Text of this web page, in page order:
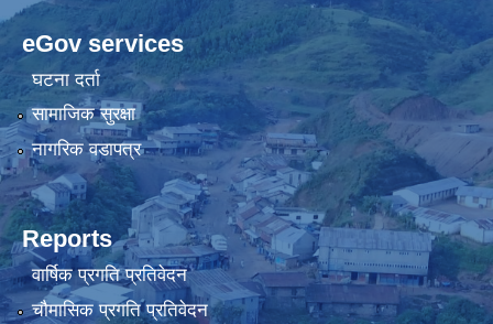
eGov services
घटना दर्ता
सामाजिक सुरक्षा
नागरिक वडापत्र
Reports
वार्षिक प्रगति प्रतिवेदन
चौमासिक प्रगति प्रतिवेदन